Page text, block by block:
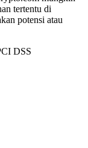
tertentu di
potensi atau